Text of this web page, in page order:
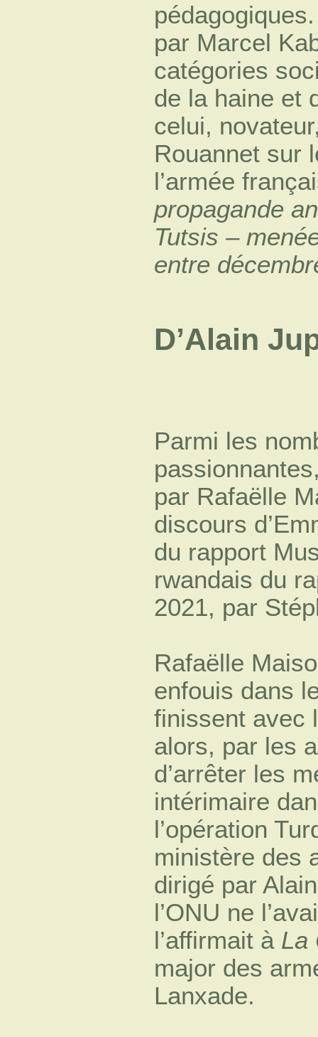
par Marcel
catégories
de la haine et
celui,
Rouannet sur
l’armée
propagande
Tutsis –
entre
D’Alain
Parmi les
par Rafaëlle
discours
du rapport
rwandais du
2021, par
Rafaëlle
enfouis dans
finissent avec
alors, par les
d’arrêter les
intérimaire
l’opération
ministère des
dirigé par
l’ONU ne
l’affirmait à La
major des
Lanxade.